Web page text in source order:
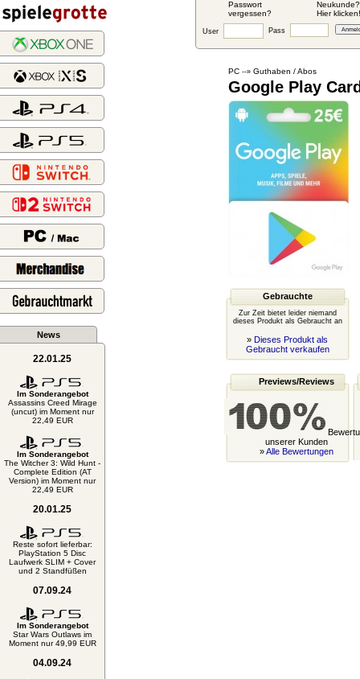
Passwort
vergessen?
Neukunde?
Hier klicken!
User Pass
News
22.01.25
Im Sonderangebot
Assassins Creed Mirage
(uncut) im Moment nur
22,49 EUR
Im Sonderangebot
The Witcher 3: Wild Hunt -
Complete Edition (AT
Version) im Moment nur
22,49 EUR
20.01.25
Reste sofort lieferbar:
PlayStation 5 Disc
Laufwerk SLIM + Cover
und 2 Standfüßen
07.09.24
Im Sonderangebot
Star Wars Outlaws im
Moment nur 49,99 EUR
04.09.24
PC --» Guthaben / Abos
Google Play
Gebrauchte
Zur Zeit bietet leider niemand
dieses Produkt als Gebraucht an
» Dieses Produkt als
Gebraucht verkaufen
Previews/Reviews
unserer Kunden
»Alle Bewertungen